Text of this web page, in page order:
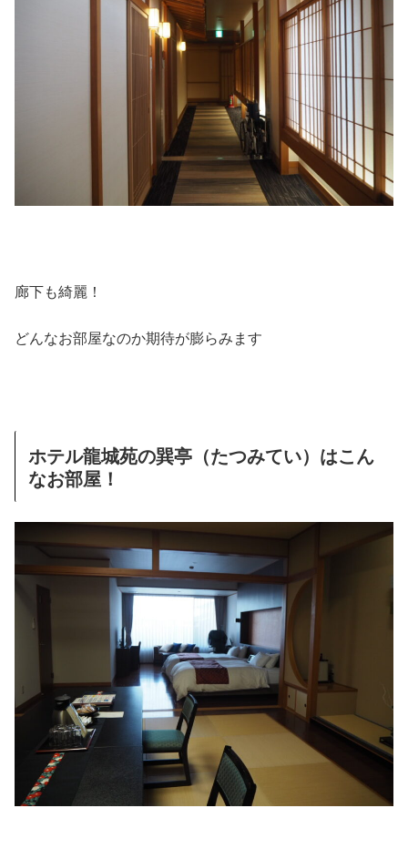
廊下も綺麗！
どんなお部屋なのか期待が膨らみます
ホテル龍城苑の巽亭（たつみてい）はこん
なお部屋！